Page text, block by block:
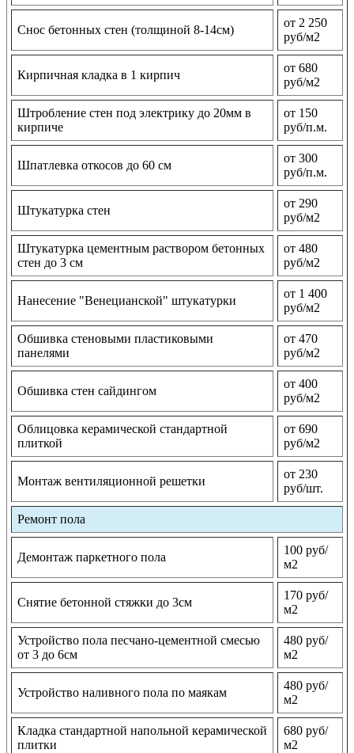
Снос бетонных стен (толщиной 8-14см)
от 2 250
руб/м2
Кирпичная кладка в 1 кирпич
от 680
руб/м2
Штробление стен под электрику до 20мм в
кирпиче
от 150
руб/п.м.
Шпатлевка откосов до 60 см
от 300
руб/п.м.
Штукатурка стен
от 290
руб/м2
Штукатурка цементным раствором бетонных
стен до 3 см
от 480
руб/м2
Нанесение "Венецианской" штукатурки
от 1 400
руб/м2
Обшивка стеновыми пластиковыми
панелями
от 470
руб/м2
Обшивка стен сайдингом
от 400
руб/м2
Облицовка керамической стандартной
плиткой
от 690
руб/м2
Монтаж вентиляционной решетки
от 230
руб/шт.
Ремонт пола
Демонтаж паркетного пола
100 руб/
м2
Снятие бетонной стяжки до 3см
170 руб/
м2
Устройство пола песчано-цементной смесью
от 3 до 6см
480 руб/
м2
Устройство наливного пола по маякам
480 руб/
м2
Кладка стандартной напольной керамической
плитки
680 руб/
м2